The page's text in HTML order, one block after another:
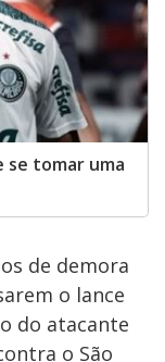
se tomar uma
de demora
o lance
do atacante
o São